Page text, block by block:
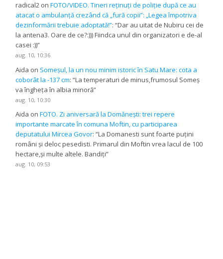
radical2 onFOTO/VIDEO. Tineri reținuți de poliție după ce au
atacat o ambulanță crezând că „fură copii”: „Legea împotriva
dezinformării trebuie adoptată!”: “Dar au uitat de Nubiru cei de
la antena3. Oare de ce?:))) Fiindca unul din organizatori e de-al
casei :))”
aug. 10, 10:36
Aida on Someșul, la un nou minim istoric în Satu Mare: cota a
coborât la -137 cm: “La temperaturi de minus,frumosul Someș
va îngheța în albia minoră”
aug. 10, 10:30
Aida onFOTO. Zi aniversară la Domănești: trei repere
importante marcate în comuna Moftin, cu participarea
deputatului Mircea Govor: “La Domanesti sunt foarte puțini
români și deloc pesedisti. Primarul din Moftin vrea lacul de 100
hectare,și multe altele. Bandiți”
aug. 10, 09:53